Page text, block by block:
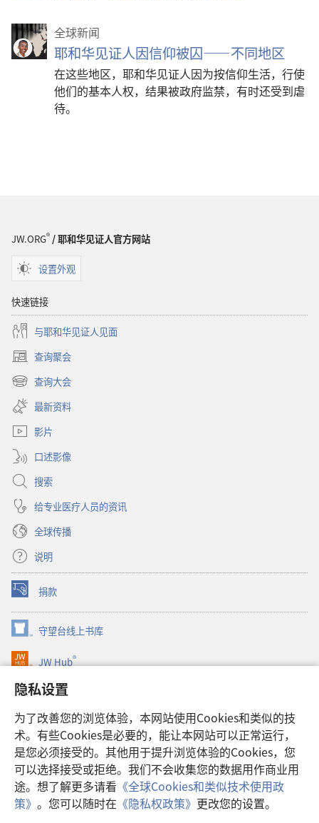
隐私设置
为了改善您的浏览体验，本网站使用Cookies和类似的技
术。有些Cookies是必要的，能让本网站可以正常运行，
是您必须接受的。其他用于提升浏览体验的Cookies，您
可以选择接受或拒绝。我们不会收集您的数据用作商业用
途。想了解更多请看 《全球Cookies和类似技术使用政
策》 。您可以随时在 《隐私权政策》 更改您的设置。
全球新闻
耶和华见证人因信仰被囚——不同地区
在这些地区，耶和华见证人因为按信仰生活，行使
他们的基本人权，结果被政府监禁，有时还受到虐
待。
JW.ORG®/ 耶和华见证人官方网站
设置外观
快速链接
与耶和华见证人见面
查询聚会
（打
开
新
窗
口）
查询大会
（打
开
新
窗
最新资料
影片
口述影像
搜索
给专业医疗人员的资讯
全球传播
说明
捐款
（打
开
新
窗
口）
守望台线上书库
（打
开
新
口）
JW Hub®
（打
开
新
口）
JW Library®
Watchtower Library
Copyright© 2026 Watch Tower Bible and Tract Society of Pennsylvania.
使用条款|隐私权政策| 隐私设置